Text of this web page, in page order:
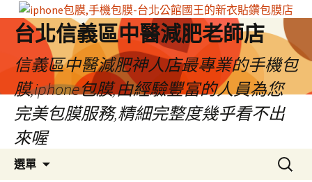
台北信義區中醫減肥老師店
信義區中醫減肥神人店最專業的手機包
膜,iphone包膜,由經驗豐富的人員為您
完美包膜服務,精細完整度幾乎看不出
來喔
選單
搜
尋